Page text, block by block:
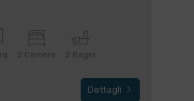
2 Camere 2 Bagni
Dettagli